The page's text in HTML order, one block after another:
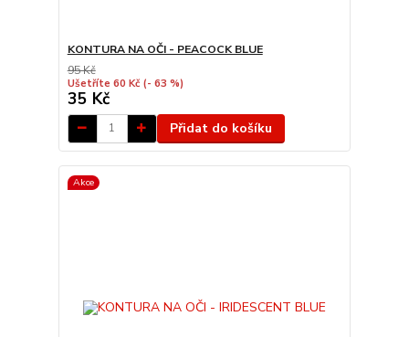
KONTURA NA OČI - PEACOCK BLUE
95 Kč
Ušetříte 60 Kč (- 63 %)
35 Kč
Přidat do košíku
Akce